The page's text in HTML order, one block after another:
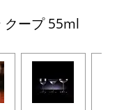
クープ 55ml